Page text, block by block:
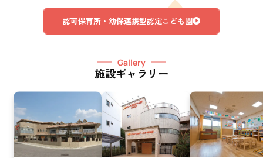
認可保育所・幼保連携型認定こども園
Gallery
施設ギャラリー